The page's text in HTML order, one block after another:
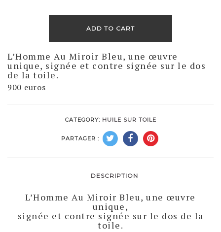
ADD TO CART
L’Homme Au Miroir Bleu, une œuvre
unique, signée et contre signée sur le dos
de la toile.
900 euros
CATEGORY: HUILE SUR TOILE
PARTAGER :
DESCRIPTION
L’Homme Au Miroir Bleu, une œuvre
unique,
signée et contre signée sur le dos de la
toile.